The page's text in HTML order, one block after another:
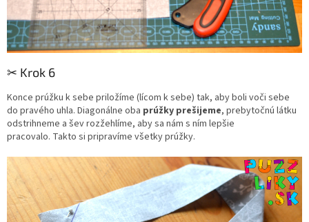
✂︎ Krok 6
Konce prúžku k sebe priložíme (lícom k sebe) tak, aby boli voči sebe
do pravého uhla. Diagonálne oba prúžky prešijeme, prebytočnú látku
odstrihneme a šev rozžehlíme, aby sa nám s ním lepšie
pracovalo. Takto si pripravíme všetky prúžky.